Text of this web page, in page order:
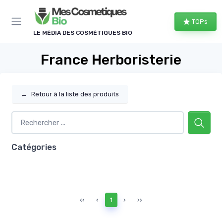
LE MÉDIA DES COSMÉTIQUES BIO
TOPs
France Herboristerie
← Retour à la liste des produits
Catégories
‹‹ ‹ 1 › ››
Panneau de gestion des cookies